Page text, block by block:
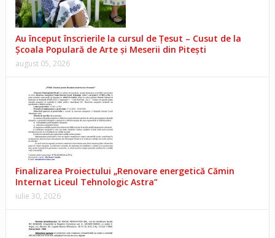
Au început înscrierile la cursul de Țesut – Cusut de la
Școala Populară de Arte și Meserii din Pitești
august 05, 2026
Finalizarea Proiectului „Renovare energetică Cămin
Internat Liceul Tehnologic Astra”
iulie 30, 2026